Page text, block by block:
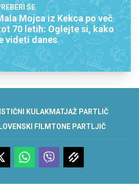
ŠE
Mojca iz Kekca po več
70 letih: Oglejte si, kako
videti danes
KULAKMATJAŽ PARTLIČ
FILM TONE PARTLJIČ